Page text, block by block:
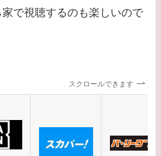
で視聴するのも楽しいので
スクロールできます